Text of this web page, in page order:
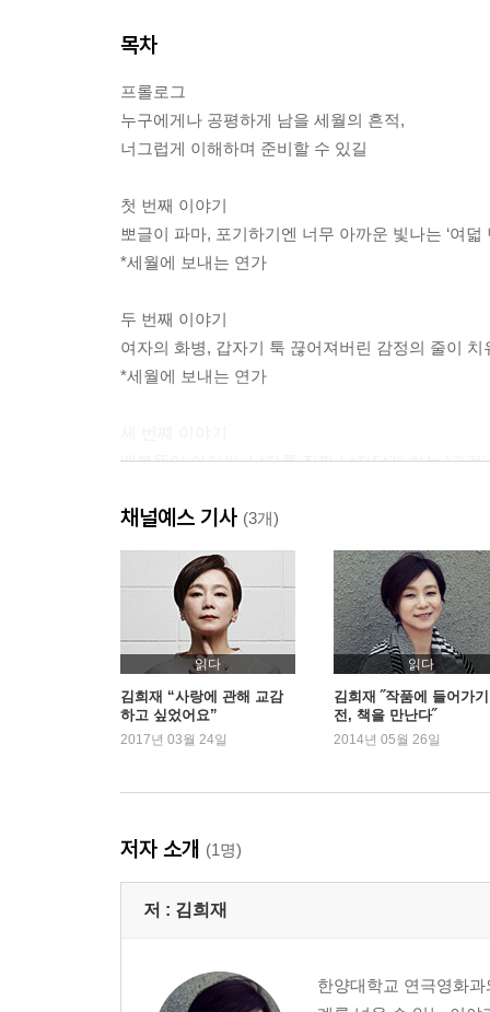
목차
프롤로그
누구에게나 공평하게 남을 세월의 흔적,
너그럽게 이해하며 준비할 수 있길
첫 번째 이야기
뽀글이 파마, 포기하기엔 너무 아까운 빛나는 ‘여덟
*세월에 보내는 연가
두 번째 이야기
여자의 화병, 갑자기 툭 끊어져버린 감정의 줄이
*세월에 보내는 연가
배불뚝이 아저씨, 남자를 진짜 남자답게 하는 ‘그것’
네 번째 이야기
저도 모르게 새는 실수, 나이 들면 체면에도 주름
*세월에 보내는 연가
다섯 번째 이야기
남자의 눈물, 많이 참고 살아온 그의 설움
*세월에 보내는 연가
일곱 번째 이야기
둔해진 얼굴 감각, 딱딱한 무심의 껍질을 연화시키
여덟 번째 이야기
채널예스 기사 (3개)
읽다
김희재 “사랑에 관해 교감
하고 싶었어요”
2017년 03월 24일
읽다
김희재 ˝작품에 들어가기
전, 책을 만난다˝
2014년 05월 26일
저자 소개 (1명)
저 : 김희재
한양대학교 연극영화